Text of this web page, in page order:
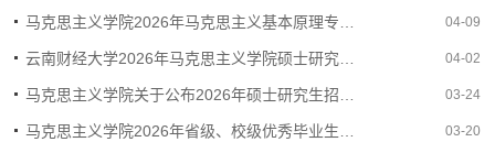
04-09
04-02
03-24
03-20